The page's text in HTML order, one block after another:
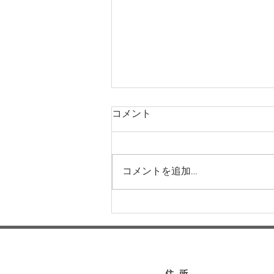
園 益田市保育園
コメント
コメントを追加…